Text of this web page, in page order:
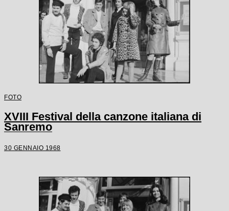
FOTO
XVIII Festival della canzone italiana di
Sanremo
30 GENNAIO 1968